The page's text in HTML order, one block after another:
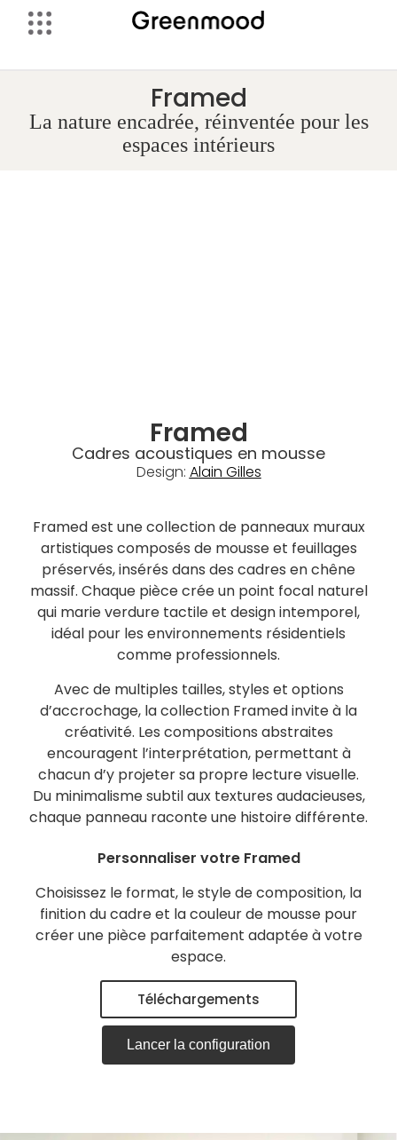
Framed
La nature encadrée, réinventée pour les
espaces intérieurs
Framed
Cadres acoustiques en mousse
Design: Alain Gilles
Framed est une collection de panneaux muraux
artistiques composés de mousse et feuillages
préservés, insérés dans des cadres en chêne
massif. Chaque pièce crée un point focal naturel
qui marie verdure tactile et design intemporel,
idéal pour les environnements résidentiels
comme professionnels.
Avec de multiples tailles, styles et options
d’accrochage, la collection Framed invite à la
créativité. Les compositions abstraites
encouragent l’interprétation, permettant à
chacun d’y projeter sa propre lecture visuelle.
Du minimalisme subtil aux textures audacieuses,
chaque panneau raconte une histoire différente.
Personnaliser votre Framed
Choisissez le format, le style de composition, la
finition du cadre et la couleur de mousse pour
créer une pièce parfaitement adaptée à votre
espace.
Téléchargements
Lancer la configuration